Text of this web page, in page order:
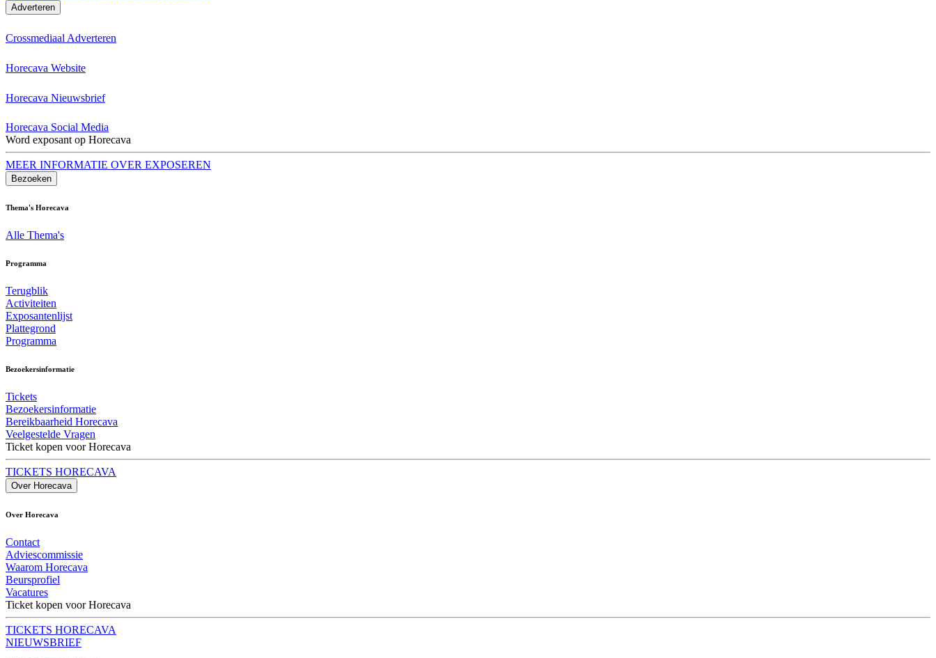
Adverteren
Crossmediaal Adverteren
Horecava Website
Horecava Nieuwsbrief
Horecava Social Media
Word exposant op Horecava
MEER INFORMATIE OVER EXPOSEREN
Bezoeken
Thema's Horecava
Alle Thema's
Programma
Terugblik
Activiteiten
Exposantenlijst
Plattegrond
Programma
Bezoekersinformatie
Tickets
Bezoekersinformatie
Bereikbaarheid Horecava
Veelgestelde Vragen
Ticket kopen voor Horecava
TICKETS HORECAVA
Over Horecava
Over Horecava
Contact
Adviescommissie
Waarom Horecava
Beursprofiel
Vacatures
Ticket kopen voor Horecava
TICKETS HORECAVA
NIEUWSBRIEF